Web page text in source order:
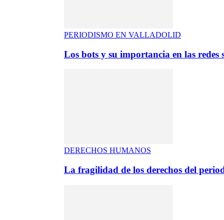
PERIODISMO EN VALLADOLID
Los bots y su importancia en las redes
DERECHOS HUMANOS
La fragilidad de los derechos del